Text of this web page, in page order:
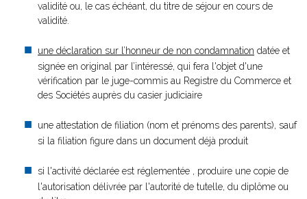
validité ou, le cas échéant, du titre de séjour en cours de
validité.
une déclaration sur l’honneur de non condamnation datée et
signée en original par l’intéressé, qui fera l'objet d'une
vérification par le juge-commis au Registre du Commerce et
des Sociétés auprès du casier judiciaire
une attestation de filiation (nom et prénoms des parents), sauf
si la filiation figure dans un document déjà produit
si l'activité déclarée est réglementée , produire une copie de
l'autorisation délivrée par l'autorité de tutelle, du diplôme ou